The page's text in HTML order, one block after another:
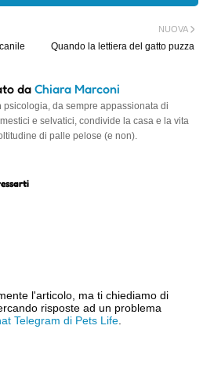
NUOVA
Quando la lettiera del gatto puzza
da Chiara Marconi
psicologia, da sempre appassionata di
e selvatici, condivide la casa e la vita
di palle pelose (e non).
l'articolo, ma ti chiediamo di
risposte ad un problema
Telegram di Pets Life